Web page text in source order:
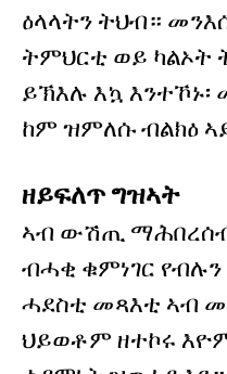
ዕላላትን ትህብ።
ትምህርቲ ወይ ካልኦት
ይኽእሉ እኳ እንተኾኑ፡
ከም ዝምለሱ ብልክዕ
ዘይፍለጥ ግዝኣት
ኣብ ውሽጢ
ብሓቂ ቁምነገር
ሓደስቲ መጻእቲ ኣብ
ህይወቶም ዘተኮሩ